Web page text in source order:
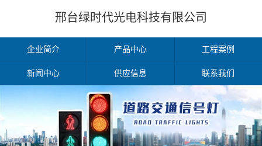
邢台绿时代光电科技有限公司
企业简介 产品中心 工程案例
新闻中心 供应信息 联系我们